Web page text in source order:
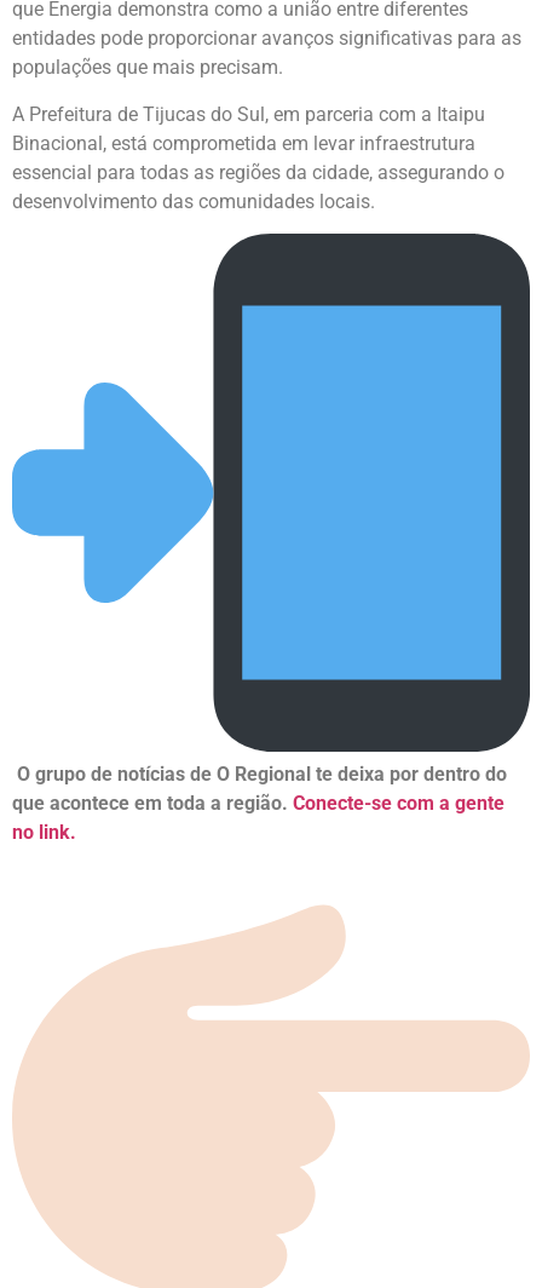
que Energia demonstra como a união entre diferentes
entidades pode proporcionar avanços significativas para as
populações que mais precisam.
A Prefeitura de Tijucas do Sul, em parceria com a Itaipu
Binacional, está comprometida em levar infraestrutura
essencial para todas as regiões da cidade, assegurando o
desenvolvimento das comunidades locais.
O grupo de notícias de O Regional te deixa por dentro do
que acontece em toda a região. Conecte-se com a gente
no link.